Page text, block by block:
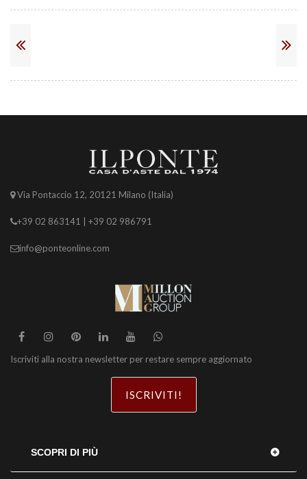
Via Pontaccio 12, 20121 Milano (Italia)
+39 02 863141 | +39 02 986791
info@ponteonline.com
Iscriviti alla nostra newsletter per restare sempre aggiornato
ISCRIVITI!
SCOPRI DI PIÙ